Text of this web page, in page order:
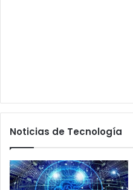
Noticias de Tecnología